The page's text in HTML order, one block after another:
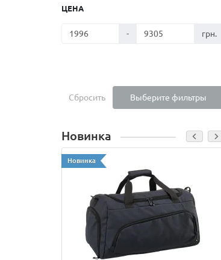
ЦЕНА
- грн.
Сбросить Выберите фильтры
Новинка
Новинка